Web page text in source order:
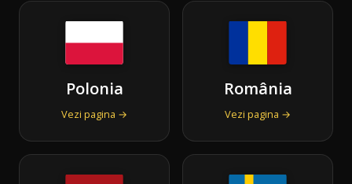
Polonia
Vezi pagina →
România
Vezi pagina →